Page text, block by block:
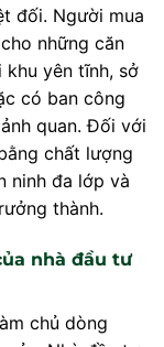
đối. Người mua
những căn
khu yên tĩnh, sở
có ban công
quan. Đối với
chất lượng
ninh đa lớp và
thành.
nhà đầu tư
chủ dòng